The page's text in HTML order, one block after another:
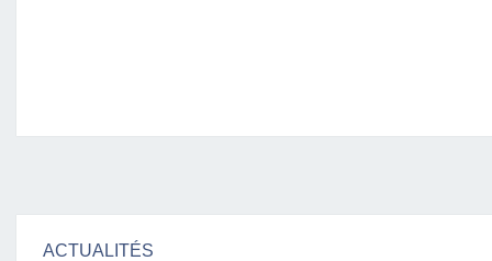
ACTUALITÉS